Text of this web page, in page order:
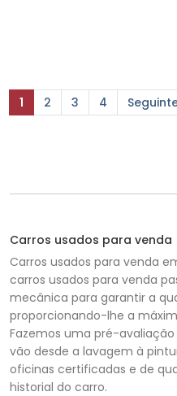
1 2 3 4
Carros usados para venda
Carros usados para venda
carros usados para venda
mecânica para garantir a
proporcionando-lhe a
Fazemos uma pré-
vão desde a lavagem à
oficinas certificadas e de
historial do carro.